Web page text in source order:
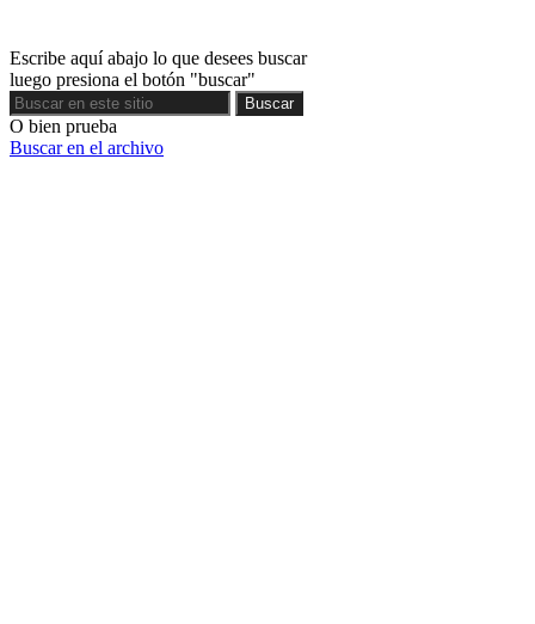
Escribe aquí abajo lo que desees buscar
luego presiona el botón "buscar"
Buscar
Buscar
O bien prueba
Buscar en el archivo